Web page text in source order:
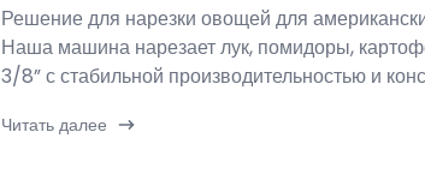
Решение для нарезки овощей для
Наша машина нарезает лук, помидоры,
3/8” с стабильной производительностью и
Читать далее